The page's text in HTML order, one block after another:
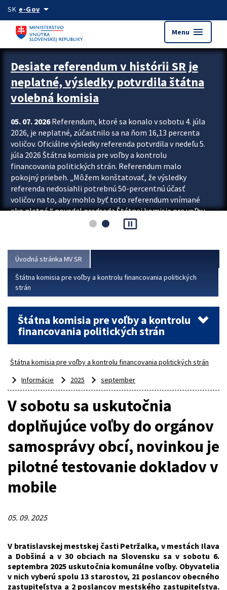
Preskocit na hlavný obsah
SK e-Govarrow_drop_down
Menu menu
Zastavit automatický posun upútavok
Desiate referendum v histórii SR je
neplatné, výsledky potvrdila štátna
volebná komisia
05. 07. 2026Referendum, ktoré sa konalo v sobotu 4. júla
2026, je neplatné, zúčastnilo sa na ňom 16,13 percenta
voličov. Oficiálne výsledky referenda potvrdila v nedeľu 5.
júla 2026 Štátna komisia pre voľby a kontrolu
financovania politických strán. Referendum malo
pokojný priebeh. „Môžem konštatovať, že výsledky
referenda nedosiahli potrebnú 50-percentnú účasť
voličov na to, aby mohlo byť toto referendum vnímané
ako platné,“ povedal predseda Štátnej komisie pre voľby
a kontrolu financovania politických...
pause_presentation
Úvodná stránka MV SR
Štátna komisia pre voľby a kontrolu financovania politických
strán
Štátna komisia pre voľby a kontrolu
financovania politických strán
Štátna komisia pre voľby a kontrolu financovania politických strán
Informácie
2025 september
V sobotu sa uskutočnia
doplňujúce voľby do orgánov
samosprávy obcí, novinkou je
pilotné testovanie dokladov v
mobile
05. 09. 2025
V bratislavskej mestskej časti Petržalka, v mestách Ilava
a Dobšiná a v 30 obciach na Slovensku sa v sobotu 6.
septembra 2025 uskutočnia komunálne voľby. Obyvatelia
v nich vyberú spolu 13 starostov, 21 poslancov obecného
zastupiteľstva a 2 poslancov mestského zastupiteľstva.